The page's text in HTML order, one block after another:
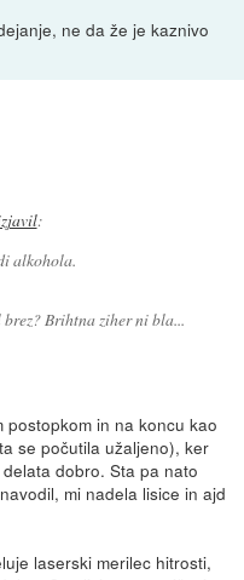
ne da že je kaznivo
:
alkohola.
Brihtna ziher ni bla...
postopkom in na koncu kao
se počutila užaljeno), ker
dobro. Sta pa nato
mi nadela lisice in ajd
laserski merilec hitrosti,